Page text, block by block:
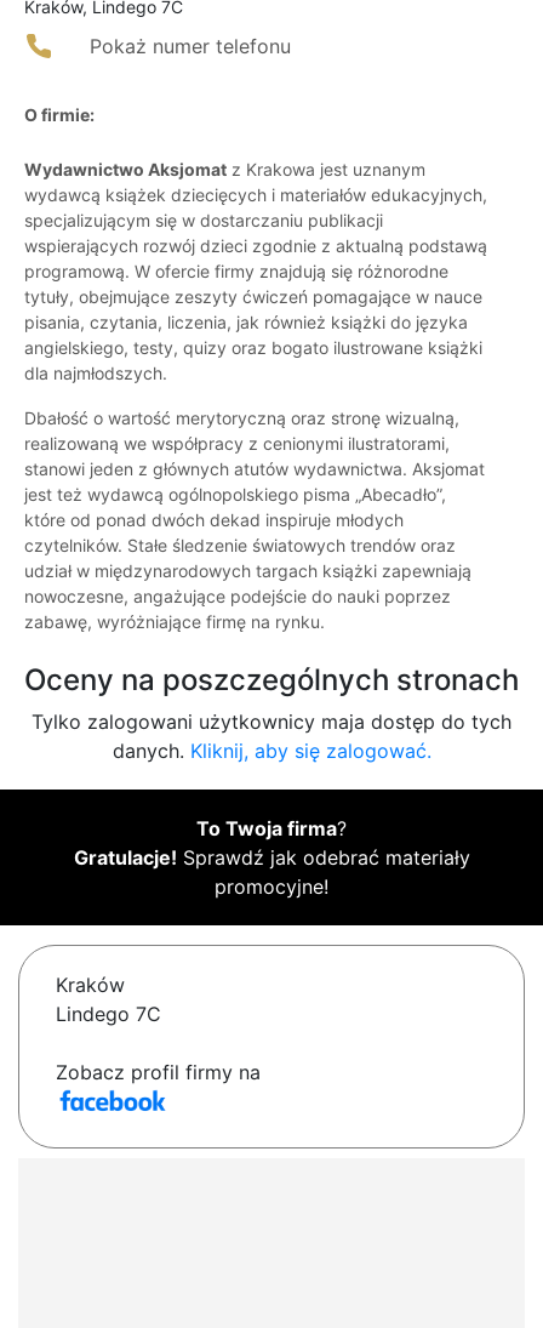
Kraków, Lindego 7C
Pokaż numer telefonu
O firmie:
Wydawnictwo Aksjomat z Krakowa jest uznanym
wydawcą książek dziecięcych i materiałów edukacyjnych,
specjalizującym się w dostarczaniu publikacji
wspierających rozwój dzieci zgodnie z aktualną podstawą
programową. W ofercie firmy znajdują się różnorodne
tytuły, obejmujące zeszyty ćwiczeń pomagające w nauce
pisania, czytania, liczenia, jak również książki do języka
angielskiego, testy, quizy oraz bogato ilustrowane książki
dla najmłodszych.
Dbałość o wartość merytoryczną oraz stronę wizualną,
realizowaną we współpracy z cenionymi ilustratorami,
stanowi jeden z głównych atutów wydawnictwa. Aksjomat
jest też wydawcą ogólnopolskiego pisma „Abecadło”,
które od ponad dwóch dekad inspiruje młodych
czytelników. Stałe śledzenie światowych trendów oraz
udział w międzynarodowych targach książki zapewniają
nowoczesne, angażujące podejście do nauki poprzez
zabawę, wyróżniające firmę na rynku.
Oceny na poszczególnych stronach
Tylko zalogowani użytkownicy maja dostęp do tych
danych. Kliknij, aby się zalogować.
To Twoja firma?
Gratulacje! Sprawdź jak odebrać materiały
promocyjne!
Kraków
Lindego 7C
Zobacz profil firmy na